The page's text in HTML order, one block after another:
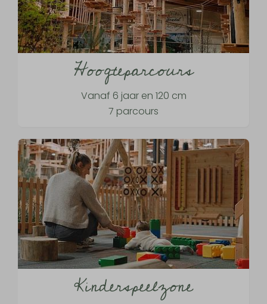
Hoogteparcours
Vanaf 6 jaar en 120 cm
7 parcours
Kinderspeelzone